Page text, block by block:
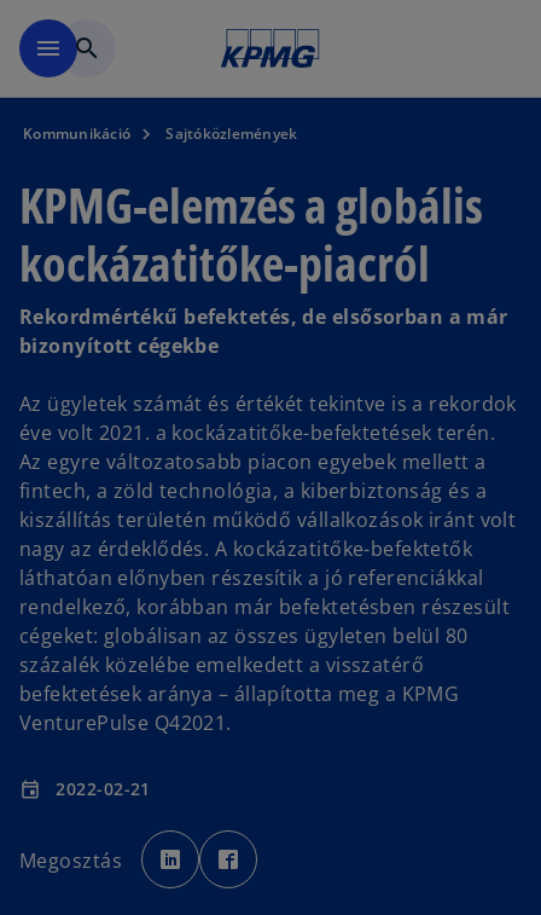
menu search
Kommunikáció Sajtóközlemények
KPMG-elemzés a globális
kockázatitőke-piacról
Rekordmértékű befektetés, de elsősorban a már
bizonyított cégekbe
Az ügyletek számát és értékét tekintve is a rekordok
éve volt 2021. a kockázatitőke-befektetések terén.
Az egyre változatosabb piacon egyebek mellett a
fintech, a zöld technológia, a kiberbiztonság és a
kiszállítás területén működő vállalkozások iránt volt
nagy az érdeklődés. A kockázatitőke-befektetők
láthatóan előnyben részesítik a jó referenciákkal
rendelkező, korábban már befektetésben részesült
cégeket: globálisan az összes ügyleten belül 80
százalék közelébe emelkedett a visszatérő
befektetések aránya – állapította meg a KPMG
VenturePulse Q42021.
event 2022-02-21
Megosztás
o
p
e
n
p
e